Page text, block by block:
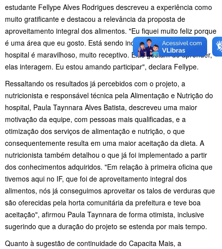
estudante Fellype Alves Rodrigues descreveu a experiência como
muito gratificante e destacou a relevância da proposta de
aproveitamento integral dos alimentos. "Eu fiquei muito feliz porque
é uma área que eu gosto. Está sendo incrível, o pessoal do
hospital é maravilhoso, muito receptivo. Elas gostam de aprender,
elas interagem. Eu estou amando participar", declara Fellype.
Ressaltando os resultados já percebidos com o projeto, a
nutricionista e responsável técnica pela Alimentação e Nutrição do
hospital, Paula Taynnara Alves Batista, descreveu uma maior
motivação da equipe, com pessoas mais qualificadas, e a
otimização dos serviços de alimentação e nutrição, o que
consequentemente resulta em uma maior aceitação da dieta. A
nutricionista também detalhou o que já foi implementado a partir
dos conhecimentos adquiridos. "Em relação à primeira oficina que
tivemos aqui no IF, que foi de aproveitamento integral dos
alimentos, nós já conseguimos aproveitar os talos de verduras que
são oferecidas pela horta comunitária da prefeitura e teve boa
aceitação", afirmou Paula Taynnara de forma otimista, inclusive
sugerindo que a duração do projeto se estenda por mais tempo.
Quanto à sugestão de continuidade do Capacita Mais, a